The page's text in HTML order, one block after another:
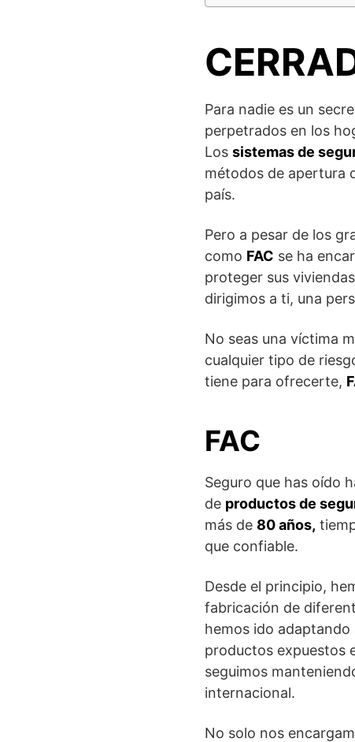
Para nadie es un
perpetrados en los
Los sistemas de
métodos de apertura
país.
Pero a pesar de los
como FAC se ha
proteger sus
dirigimos a ti, una
No seas una víctima
cualquier tipo de
tiene para ofrecerte,
FAC
Seguro que has oído
de productos de
más de 80 años,
que confiable.
Desde el principio,
fabricación de
hemos ido adaptando
productos expuestos
seguimos
internacional.
No solo nos